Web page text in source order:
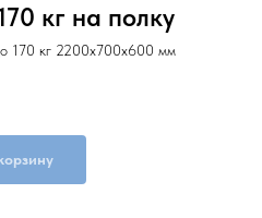
кг на полку
170 кг 2200х700х600 мм